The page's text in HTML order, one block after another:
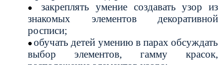
закреплять умение создавать узор из
знакомых элементов декоративной
росписи;
обучать детей умению в парах обсуждать
выбор элементов, гамму красок,